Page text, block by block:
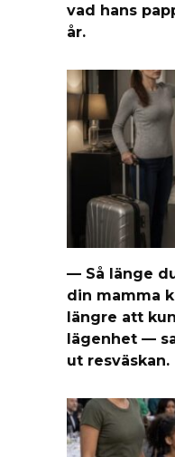
vad hans
år.
— Så länge
din mamma
längre att
lägenhet —
ut resväskan.